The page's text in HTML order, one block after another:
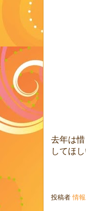
去年は
してほ
投稿者情